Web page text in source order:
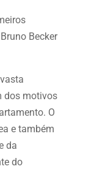
Becker
dos motivos
O
e também
da
do